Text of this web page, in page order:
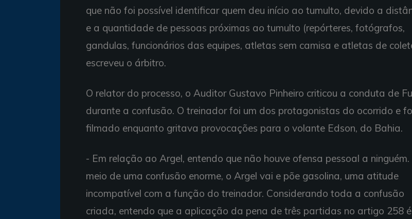
que não foi possível identificar quem deu início ao tumulto, devido a
e a quantidade de pessoas próximas ao tumulto (repórteres, fotógrafos,
gandulas, funcionários das equipes, atletas sem camisa e atletas de
escreveu o árbitro.
O relator do processo, o Auditor Gustavo Pinheiro criticou a conduta de
durante a confusão. O treinador foi um dos protagonistas do ocorrido e
filmado enquanto gritava provocações para o volante Edson, do Bahia.
- Em relação ao Argel, entendo que não houve ofensa pessoal a ninguém.
meio de uma confusão enorme, o Argel vai e põe gasolina, uma atitude
incompatível com a função do treinador. Considerando toda a confusão
criada, entendo que a aplicação da pena de três partidas no artigo 258 é